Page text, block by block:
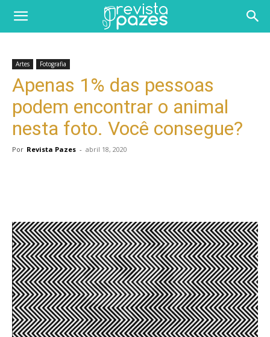
Artes Fotografia
Apenas 1% das pessoas
podem encontrar o animal
nesta foto. Você consegue?
Por Revista Pazes - abril 18, 2020